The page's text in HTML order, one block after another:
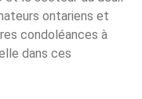
ontariens et
condoléances à
dans ces